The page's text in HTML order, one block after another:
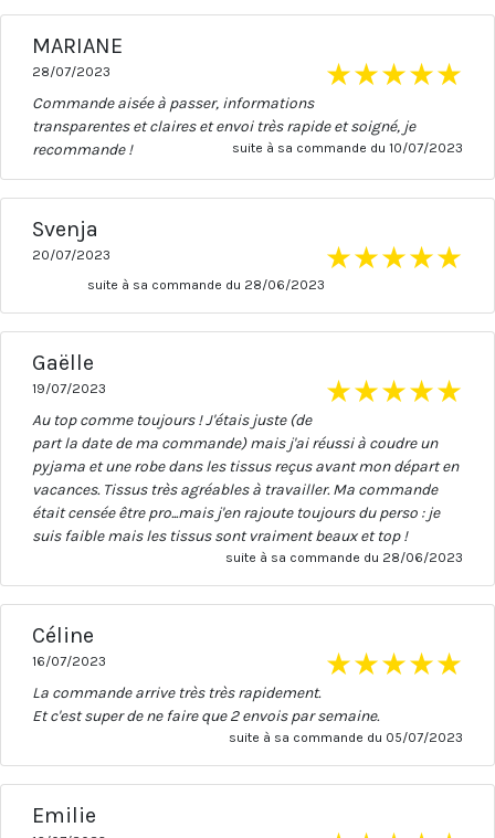
MARIANE
28/07/2023 ★★★★★
Commande aisée à passer, informations
transparentes et claires et envoi très rapide et soigné, je
recommande !
suite à sa commande du 10/07/2023
Svenja
20/07/2023 ★★★★★
suite à sa commande du 28/06/2023
Gaëlle
19/07/2023 ★★★★★
Au top comme toujours ! J'étais juste (de
part la date de ma commande) mais j'ai réussi à coudre un
pyjama et une robe dans les tissus reçus avant mon départ en
vacances. Tissus très agréables à travailler. Ma commande
était censée être pro...mais j'en rajoute toujours du perso : je
suis faible mais les tissus sont vraiment beaux et top !
suite à sa commande du 28/06/2023
Céline
16/07/2023 ★★★★★
La commande arrive très très rapidement.
Et c'est super de ne faire que 2 envois par semaine.
suite à sa commande du 05/07/2023
Emilie